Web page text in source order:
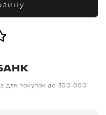
для покупок до 300 000